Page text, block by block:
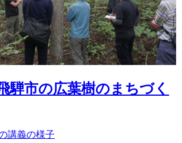
市の広葉樹のまちづく